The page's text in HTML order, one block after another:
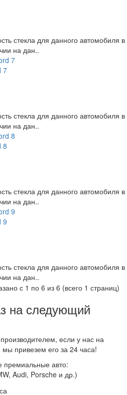
стекла для данного автомобиля в
на дан..
7
стекла для данного автомобиля в
на дан..
8
стекла для данного автомобиля в
на дан..
9
стекла для данного автомобиля в
на дан..
с 1 по 6 из 6 (всего 1 страниц)
на следующий
если у нас на
мы привезем его за 24 часа!
премиальные авто:
Audi, Porsche и др.)